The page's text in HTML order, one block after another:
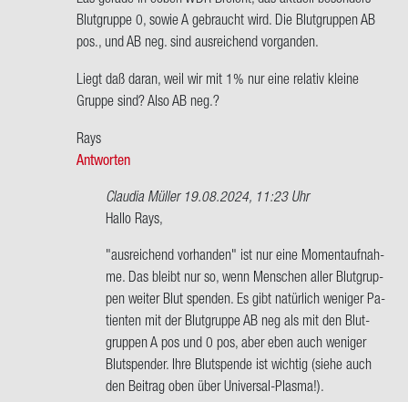
Deniswort
auf
Denis,hier
ist
An­
ge­
Blut­grup­pe 0, sowie A ge­braucht wird. Die Blut­grup­pen AB
pos., und AB neg. sind aus­rei­chend vor­gan­den.
Liegt daß daran, weil wir mit 1% nur eine re­la­tiv klei­ne
Grup­pe sind? Also AB neg.?
Rays
Antworten
Claudia Müller19.08.2024, 11:23 Uhr
Ant­
auf
Las
ge­
ra­
de
in
eoben
Hallo Rays,
"aus­rei­chend vor­han­den" ist nur eine Mo­ment­auf­nah­
me. Das bleibt nur so, wenn Men­schen aller Blut­grup­
pen wei­ter Blut spen­den. Es gibt na­tür­lich we­ni­ger Pa­
ti­en­ten mit der Blut­grup­pe AB neg als mit den Blut­
grup­pen A pos und 0 pos, aber eben auch we­ni­ger
Blut­spen­der. Ihre Blut­spen­de ist wich­tig (siehe auch
den Bei­trag oben über Universal-​Plasma!).